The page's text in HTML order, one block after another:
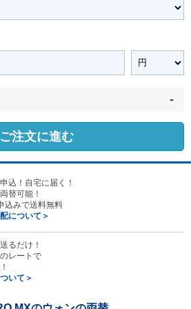
-
ご注文に進む
込！自宅に届く！
替可能！
込みで送料無料
について＞
るだけ！
レートで
いて＞